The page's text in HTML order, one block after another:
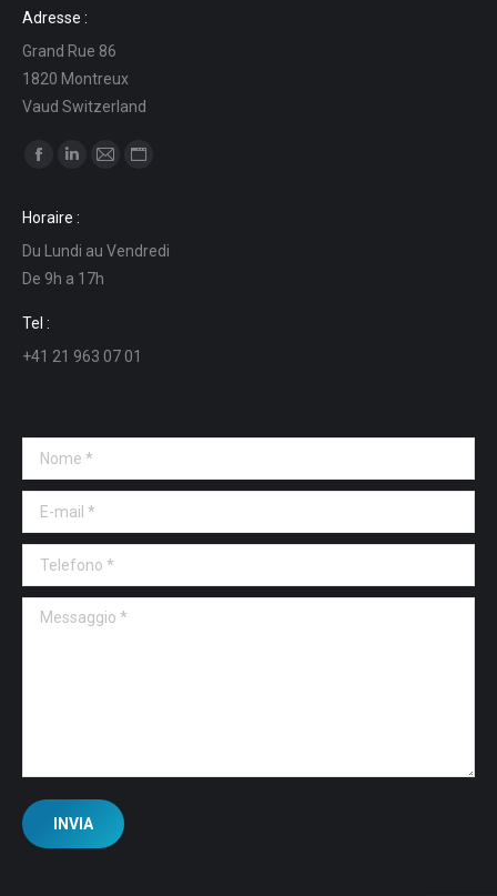
Adresse :
Grand Rue 86
1820 Montreux
Vaud Switzerland
Ci puoi trovare su:
opens
in
new
window
opens
in
new
in
opens
Horaire :
Du Lundi au Vendredi
De 9h a 17h
Tel :
+41 21 963 07 01
Nome *
E-mail *
Telefono *
Messaggio *
INVIA